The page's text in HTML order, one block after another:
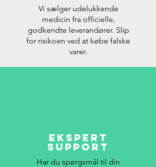
Vi sælger udelukkende
medicin fra officielle,
godkendte leverandører. Slip
for risikoen ved at købe falske
varer.
Ekspert
Support
Har du spørgsmål til din